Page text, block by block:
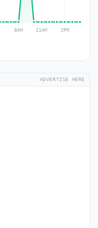
ADVERTISE HERE